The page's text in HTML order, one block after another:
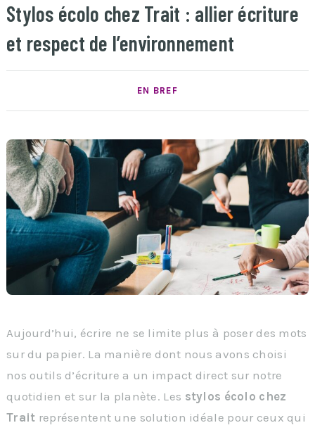
Stylos écolo chez Trait : allier écriture
et respect de l’environnement
EN BREF
Aujourd’hui, écrire ne se limite plus à poser des mots
sur du papier. La manière dont nous avons choisi
nos outils d’écriture a un impact direct sur notre
quotidien et sur la planète. Les stylos écolo chez
Trait représentent une solution idéale pour ceux qui